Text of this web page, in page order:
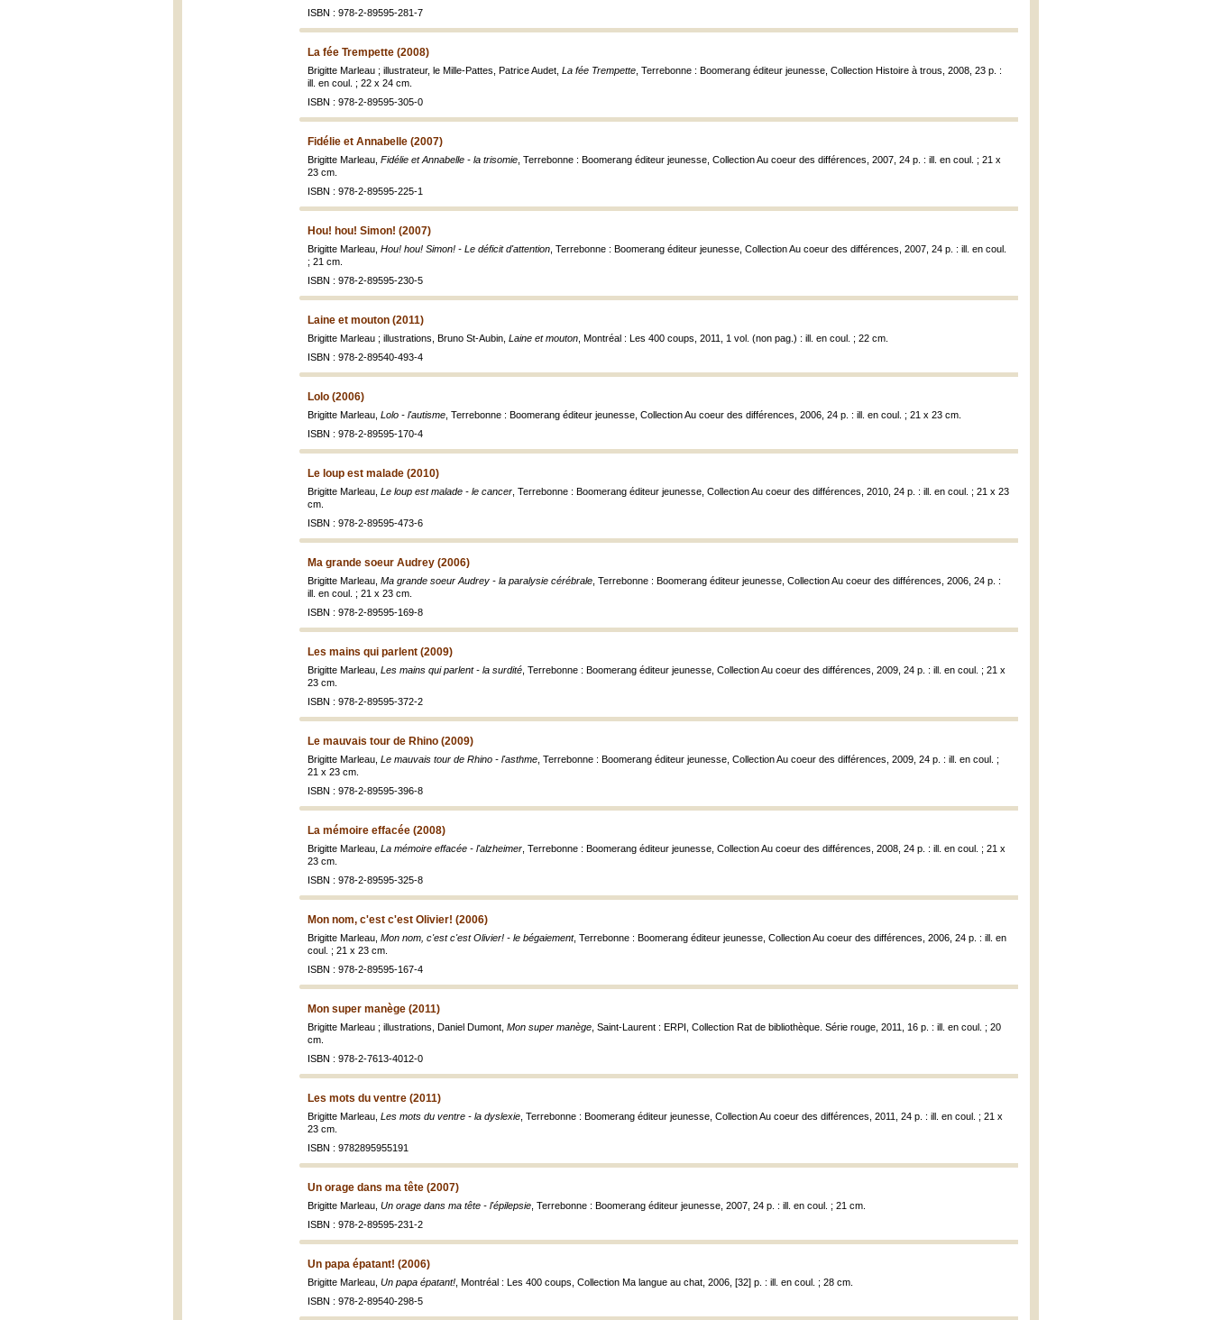
ISBN : 978-2-89595-281-7
La fée Trempette (2008)
Brigitte Marleau ; illustrateur, le Mille-Pattes, Patrice Audet, La fée Trempette , Terrebonne : Boomerang éditeur jeunesse, Collection Histoire à trous, 2008, 23 p. :
ill. en coul. ; 22 x 24 cm.
ISBN : 978-2-89595-305-0
Fidélie et Annabelle (2007)
Brigitte Marleau, Fidélie et Annabelle - la trisomie , Terrebonne : Boomerang éditeur jeunesse, Collection Au coeur des différences, 2007, 24 p. : ill. en coul. ; 21 x
23 cm.
ISBN : 978-2-89595-225-1
Hou! hou! Simon! (2007)
Brigitte Marleau, Hou! hou! Simon! - Le déficit d'attention , Terrebonne : Boomerang éditeur jeunesse, Collection Au coeur des différences, 2007, 24 p. : ill. en coul.
; 21 cm.
ISBN : 978-2-89595-230-5
Laine et mouton (2011)
Brigitte Marleau ; illustrations, Bruno St-Aubin, Laine et mouton , Montréal : Les 400 coups, 2011, 1 vol. (non pag.) : ill. en coul. ; 22 cm.
ISBN : 978-2-89540-493-4
Lolo (2006)
Brigitte Marleau, Lolo - l'autisme , Terrebonne : Boomerang éditeur jeunesse, Collection Au coeur des différences, 2006, 24 p. : ill. en coul. ; 21 x 23 cm.
ISBN : 978-2-89595-170-4
Le loup est malade (2010)
Brigitte Marleau, Le loup est malade - le cancer , Terrebonne : Boomerang éditeur jeunesse, Collection Au coeur des différences, 2010, 24 p. : ill. en coul. ; 21 x 23
cm.
ISBN : 978-2-89595-473-6
Ma grande soeur Audrey (2006)
Brigitte Marleau, Ma grande soeur Audrey - la paralysie cérébrale , Terrebonne : Boomerang éditeur jeunesse, Collection Au coeur des différences, 2006, 24 p. :
ill. en coul. ; 21 x 23 cm.
ISBN : 978-2-89595-169-8
Les mains qui parlent (2009)
Brigitte Marleau, Les mains qui parlent - la surdité , Terrebonne : Boomerang éditeur jeunesse, Collection Au coeur des différences, 2009, 24 p. : ill. en coul. ; 21 x
23 cm.
ISBN : 978-2-89595-372-2
Le mauvais tour de Rhino (2009)
Brigitte Marleau, Le mauvais tour de Rhino - l'asthme , Terrebonne : Boomerang éditeur jeunesse, Collection Au coeur des différences, 2009, 24 p. : ill. en coul. ;
21 x 23 cm.
ISBN : 978-2-89595-396-8
La mémoire effacée (2008)
Brigitte Marleau, La mémoire effacée - l'alzheimer , Terrebonne : Boomerang éditeur jeunesse, Collection Au coeur des différences, 2008, 24 p. : ill. en coul. ; 21 x
23 cm.
ISBN : 978-2-89595-325-8
Mon nom, c'est c'est Olivier! (2006)
Brigitte Marleau, Mon nom, c'est c'est Olivier! - le bégaiement, Terrebonne : Boomerang éditeur jeunesse, Collection Au coeur des différences, 2006, 24 p. : ill. en
coul. ; 21 x 23 cm.
ISBN : 978-2-89595-167-4
Mon super manège (2011)
Brigitte Marleau ; illustrations, Daniel Dumont, Mon super manège , Saint-Laurent : ERPI, Collection Rat de bibliothèque. Série rouge, 2011, 16 p. : ill. en coul. ; 20
cm.
ISBN : 978-2-7613-4012-0
Les mots du ventre (2011)
Brigitte Marleau, Les mots du ventre - la dyslexie , Terrebonne : Boomerang éditeur jeunesse, Collection Au coeur des différences, 2011, 24 p. : ill. en coul. ; 21 x
23 cm.
ISBN : 9782895955191
Un orage dans ma tête (2007)
Brigitte Marleau, Un orage dans ma tête - l'épilepsie , Terrebonne : Boomerang éditeur jeunesse, 2007, 24 p. : ill. en coul. ; 21 cm.
ISBN : 978-2-89595-231-2
Un papa épatant! (2006)
Brigitte Marleau, Un papa épatant! , Montréal : Les 400 coups, Collection Ma langue au chat, 2006, [32] p. : ill. en coul. ; 28 cm.
ISBN : 978-2-89540-298-5